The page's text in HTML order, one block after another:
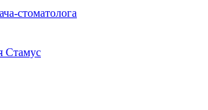
стоматолога
Стамус